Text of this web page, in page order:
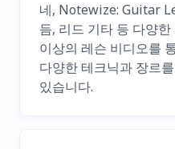
네, Notewize: Guitar
듬, 리드 기타 등 다양
이상의 레슨 비디오를
다양한 테크닉과 장르
있습니다.